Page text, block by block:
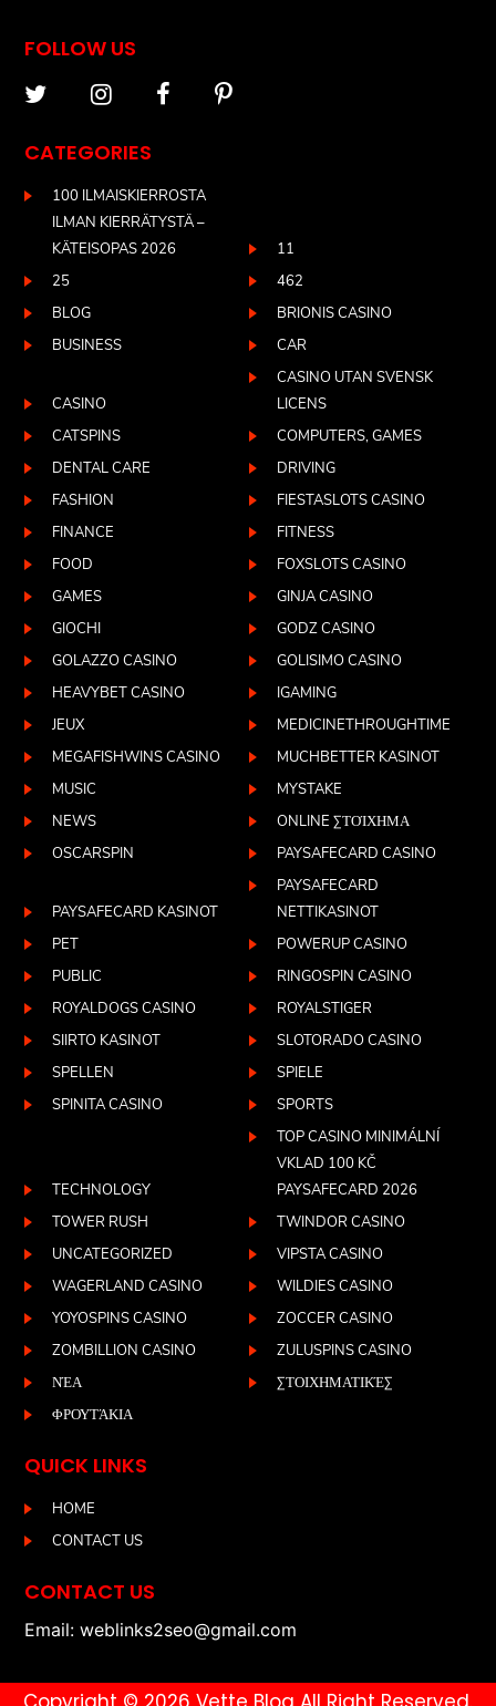
FOLLOW US
CATEGORIES
100 ILMAISKIERROSTA
ILMAN KIERRÄTYSTÄ –
KÄTEISOPAS 2026
11
25
462
BLOG
BRIONIS CASINO
BUSINESS
CAR
CASINO
CASINO UTAN SVENSK
LICENS
CATSPINS
COMPUTERS, GAMES
DENTAL CARE
DRIVING
FASHION
FIESTASLOTS CASINO
FINANCE
FITNESS
FOOD
FOXSLOTS CASINO
GAMES
GINJA CASINO
GIOCHI
GODZ CASINO
GOLAZZO CASINO
GOLISIMO CASINO
HEAVYBET CASINO
IGAMING
JEUX
MEDICINETHROUGHTIME
MEGAFISHWINS CASINO
MUCHBETTER KASINOT
MUSIC
MYSTAKE
NEWS
ONLINE ΣΤΟΊΧΗΜΑ
OSCARSPIN
PAYSAFECARD CASINO
PAYSAFECARD KASINOT
PAYSAFECARD
NETTIKASINOT
PET
POWERUP CASINO
PUBLIC
RINGOSPIN CASINO
ROYALDOGS CASINO
ROYALSTIGER
SIIRTO KASINOT
SLOTORADO CASINO
SPELLEN
SPIELE
SPINITA CASINO
SPORTS
TECHNOLOGY
TOP CASINO MINIMÁLNÍ
VKLAD 100 KČ
PAYSAFECARD 2026
TOWER RUSH
TWINDOR CASINO
UNCATEGORIZED
VIPSTA CASINO
WAGERLAND CASINO
WILDIES CASINO
YOYOSPINS CASINO
ZOCCER CASINO
ZOMBILLION CASINO
ZULUSPINS CASINO
ΝΈΑ
ΣΤΟΙΧΗΜΑΤΙΚΈΣ
ΦΡΟΥΤΆΚΙΑ
QUICK LINKS
HOME
CONTACT US
CONTACT US
Email: weblinks2seo@gmail.com